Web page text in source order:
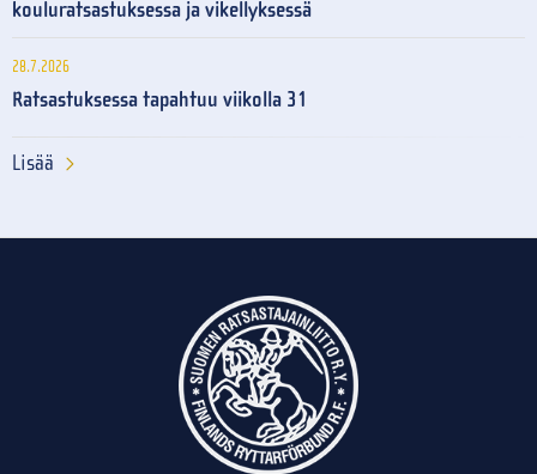
kouluratsastuksessa ja vikellyksessä
28.7.2026
Ratsastuksessa tapahtuu viikolla 31
Lisää